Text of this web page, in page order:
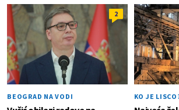
2
BEOGRAD NA VODI KO JE